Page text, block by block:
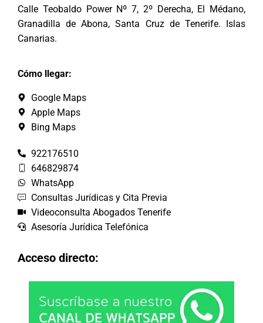
Calle Teobaldo Power Nº 7, 2º Derecha, El Médano,
Granadilla de Abona, Santa Cruz de Tenerife. Islas
Canarias.
Cómo llegar:
Google Maps
Apple Maps
Bing Maps
922176510
646829874
WhatsApp
Consultas Jurídicas y Cita Previa
Videoconsulta Abogados Tenerife
Asesoría Jurídica Telefónica
Acceso directo: